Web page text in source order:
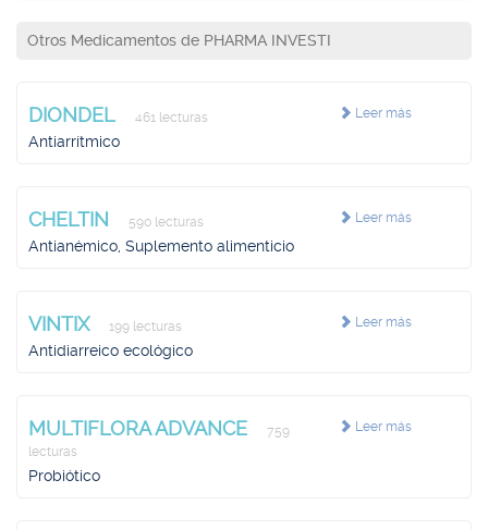
Otros Medicamentos de PHARMA INVESTI
Leer más
DIONDEL 461 lecturas
Antiarrítmico
Leer más
CHELTIN 590 lecturas
Antianémico, Suplemento alimenticio
Leer más
VINTIX 199 lecturas
Antidiarreico ecológico
Leer más
MULTIFLORA ADVANCE
759
lecturas
Probiótico